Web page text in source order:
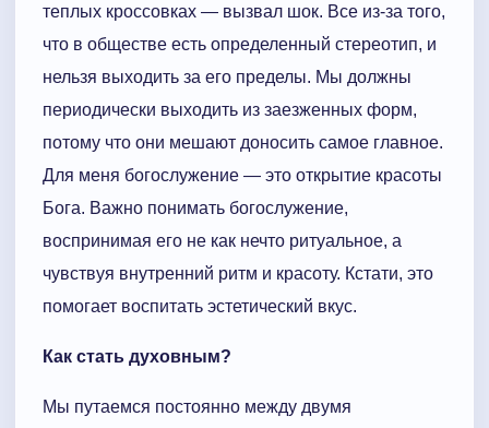
теплых кроссовках — вызвал шок. Все из-за того,
что в обществе есть определенный стереотип, и
нельзя выходить за его пределы. Мы должны
периодически выходить из заезженных форм,
потому что они мешают доносить самое главное.
Для меня богослужение — это открытие красоты
Бога. Важно понимать богослужение,
воспринимая его не как нечто ритуальное, а
чувствуя внутренний ритм и красоту. Кстати, это
помогает воспитать эстетический вкус.
Как стать духовным?
Мы путаемся постоянно между двумя